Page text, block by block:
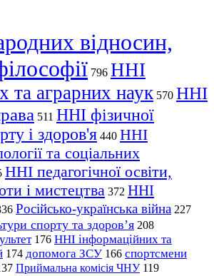
відносин,
796 ННІ
та аграрних наук 570 ННІ
511 ННІ фізичної
і здоров'я 440 ННІ
та соціальних
ННІ педагогічної освіти,
і мистецтва 372 ННІ
Російсько-українська війна 227
спорту та здоров’я 208
176 ННІ інформаційних та
174 допомога ЗСУ 166 спортсмени
Приймальна комісія ЧНУ 119